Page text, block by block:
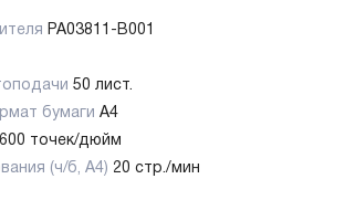
PA03811-B001
50 лист.
бумаги А4
точек/дюйм
(ч/б, А4) 20 стр./мин